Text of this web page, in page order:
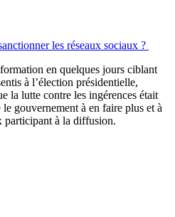
les réseaux sociaux ?
en quelques jours ciblant
à l’élection présidentielle,
la lutte contre les ingérences était
gouvernement à en faire plus et à
participant à la diffusion.